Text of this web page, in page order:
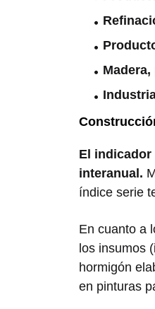
El indicador
interanual.
índice serie
En cuanto a
los insumos
hormigón
en pinturas